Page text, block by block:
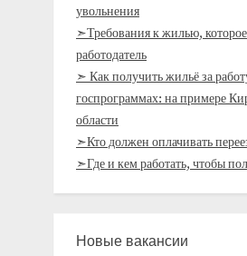
увольнения
➣Требования к жилью, которое
работодатель
➣ Как получить жильё за
госпрограммах: на примере
области
➣Кто должен оплачивать
➣Где и кем работать, чтобы
Новые вакансии